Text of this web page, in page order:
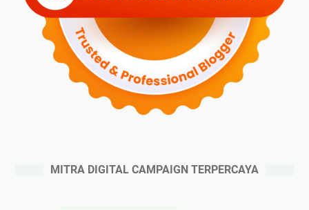
MITRA DIGITAL CAMPAIGN TERPERCAYA